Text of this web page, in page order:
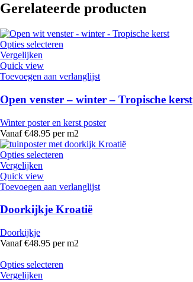
Gerelateerde producten
Opties selecteren
Vergelijken
Quick view
Toevoegen aan verlanglijst
Open venster – winter – Tropische kerst
Winter poster en kerst poster
Vanaf €48.95 per m2
Opties selecteren
Vergelijken
Quick view
Toevoegen aan verlanglijst
Doorkijkje Kroatië
Doorkijkje
Vanaf €48.95 per m2
Opties selecteren
Vergelijken